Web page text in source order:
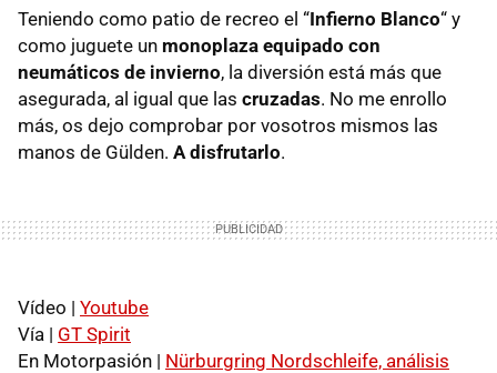
Teniendo como patio de recreo el “Infierno Blanco“ y
como juguete un monoplaza equipado con
neumáticos de invierno, la diversión está más que
asegurada, al igual que las cruzadas. No me enrollo
más, os dejo comprobar por vosotros mismos las
manos de Gülden. A disfrutarlo.
Vídeo | Youtube
Vía | GT Spirit
En Motorpasión | Nürburgring Nordschleife, análisis